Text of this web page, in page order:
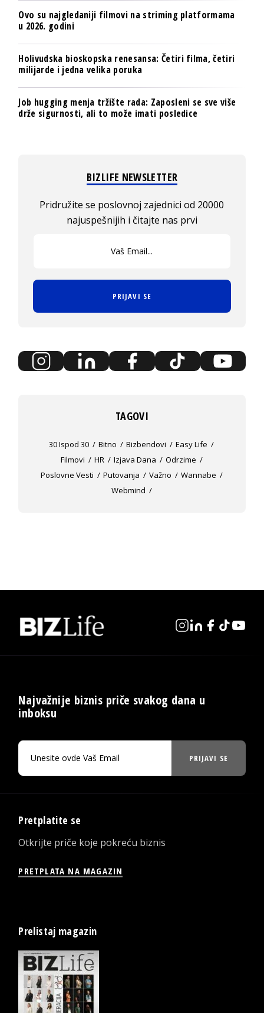
Ovo su najgledaniji filmovi na striming platformama
u 2026. godini
Holivudska bioskopska renesansa: Četiri filma, četiri
milijarde i jedna velika poruka
Job hugging menja tržište rada: Zaposleni se sve više
drže sigurnosti, ali to može imati posledice
BIZLIFE NEWSLETTER
Pridružite se poslovnoj zajednici od 20000
najuspešnijih i čitajte nas prvi
PRIJAVI SE
TAGOVI
30 Ispod 30 Bitno Bizbendovi
Easy Life
Filmovi
HR Izjava Dana
Odrzime
Poslovne Vesti
Putovanja Važno
Wannabe
Webmind
Najvažnije biznis priče svakog dana u
inboksu
PRIJAVI SE
Pretplatite se
Otkrijte priče koje pokreću biznis
PRETPLATA NA MAGAZIN
Prelistaj magazin